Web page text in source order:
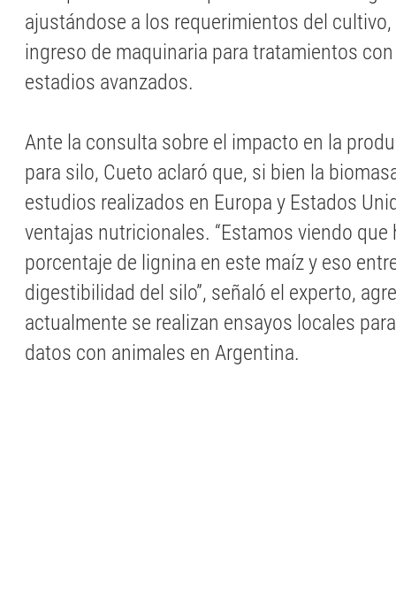
ajustándose a los requerimientos del
ingreso de maquinaria para tratamientos
estadios avanzados.
Ante la consulta sobre el impacto en la
para silo, Cueto aclaró que, si bien la
estudios realizados en Europa y Estados
ventajas nutricionales. “Estamos viendo que
porcentaje de lignina en este maíz y eso
digestibilidad del silo”, señaló el experto,
actualmente se realizan ensayos locales
datos con animales en Argentina.